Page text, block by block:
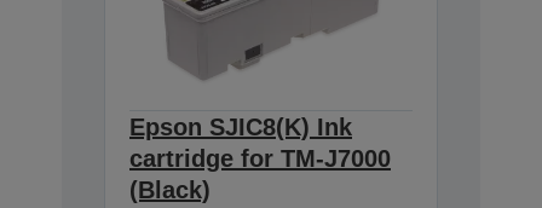
Epson SJIC8(K) Ink
cartridge for TM-J7000
(Black)